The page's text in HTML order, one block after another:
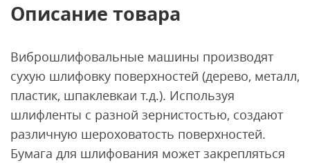
Описание товара
Виброшлифовальные машины производят
сухую шлифовку поверхностей (дерево, металл,
пластик, шпаклевкаи т.д.). Используя
шлифленты с разной зернистостью, создают
различную шероховатость поверхностей.
Бумага для шлифования может закрепляться